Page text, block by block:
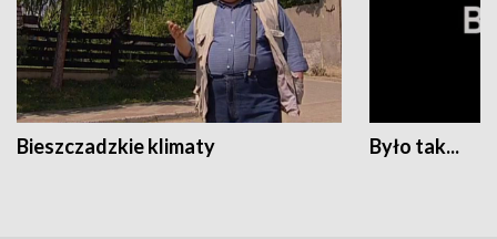
Bieszczadzkie klimaty Było tak...